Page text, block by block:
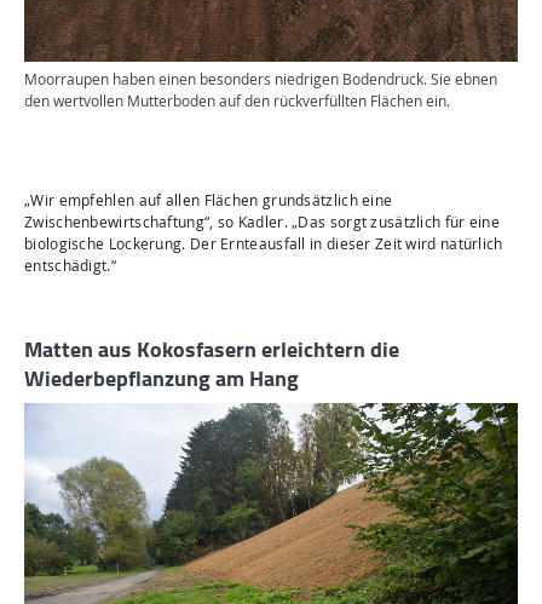
Moorraupen haben einen besonders niedrigen Bodendruck. Sie ebnen
den wertvollen Mutterboden auf den rückverfüllten Flächen ein.
„Wir empfehlen auf allen Flächen grundsätzlich eine
Zwischenbewirtschaftung“, so Kadler. „Das sorgt zusätzlich für eine
biologische Lockerung. Der Ernteausfall in dieser Zeit wird natürlich
entschädigt.“
Matten aus Kokosfasern erleichtern die
Wiederbepflanzung am Hang